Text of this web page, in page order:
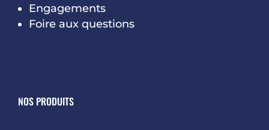
Engagements
Foire aux questions
NOS PRODUITS